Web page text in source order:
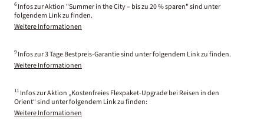
6 Infos zur Aktion "Summer in the City – bis zu 20 % sparen" sind unter
folgendem Link zu finden.
Weitere Informationen
9 Infos zur 3 Tage Bestpreis-Garantie sind unter folgendem Link zu finden.
Weitere Informationen
11 Infos zur Aktion „Kostenfreies Flexpaket-Upgrade bei Reisen in den
Orient“ sind unter folgendem Link zu finden:
Weitere Informationen